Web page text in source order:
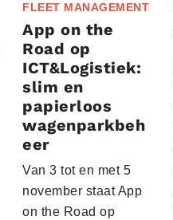
FLEET MANAGEMENT
App on the
Road op
ICT&Logistiek:
slim en
papierloos
wagenparkbeh
eer
Van 3 tot en met 5
november staat App
on the Road op